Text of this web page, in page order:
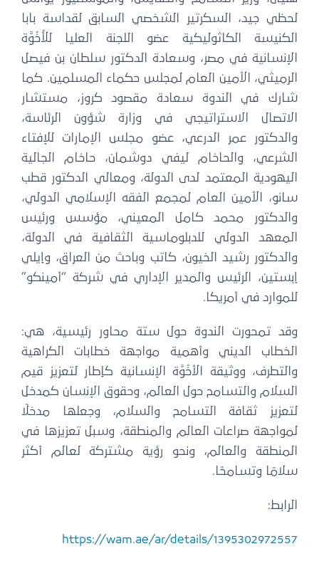
لحظي جيد، السكرتير الشخصي السابق لقداسة بابا
الكنيسة الكاثوليكية عضو اللجنة العليا للأُخُوَّة
الإنسانية في مصر، وسعادة الدكتور سلطان بن فيصل
الرميثي، الأمين العام لمجلس حكماء المسلمين. كما
شارك في الندوة سعادة مقصود كروز، مستشار
الاتصال الاستراتيجي في وزارة شؤون الرئاسة،
والدكتور عمر الدرعي، عضو مجلس الإمارات للإفتاء
الشرعي، والحاخام ليفي دوشمان، حاخام الجالية
اليهودية المعتمد لدى الدولة، ومعالي الدكتور قطب
سانو، الأمين العام لمجمع الفقه الإسلامي الدولي،
والدكتور محمد كامل المعيني، مؤسس ورئيس
المعهد الدولي للدبلوماسية الثقافية في الدولة،
والدكتور رشيد الخيون، كاتب وباحث من العراق، وإيلي
إبستين، الرئيس والمدير الإداري في شركة “أمينكو”
للموارد في أمريكا.
وقد تمحورت الندوة حول ستة محاور رئيسية، هي:
الخطاب الديني وأهمية مواجهة خطابات الكراهية
والتطرف، ووثيقة الأخُوَّة الإنسانية كإطار لتعزيز قيم
السلام والتسامح حول العالم، وحقوق الإنسان كمدخل
لتعزيز ثقافة التسامح والسلام، وجعلها مدخلًا
لمواجهة صراعات العالم والمنطقة، وسبل تعزيزها في
المنطقة والعالم، ونحو رؤية مشتركة لعالم أكثر
سلامًا وتسامحًا.
الرابط:
https://wam.ae/ar/details/1395302972557